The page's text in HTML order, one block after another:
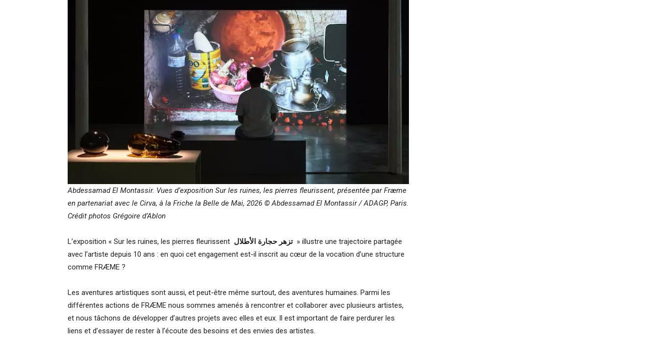
Abdessamad El Montassir. Vues d’exposition Sur les ruines, les pierres fleurissent, présentée par Fræme
en partenariat avec le Cirva, à la Friche la Belle de Mai, 2026 © Abdessamad El Montassir / ADAGP, Paris.
Crédit photos Grégoire d’Ablon
L’exposition « Sur les ruines, les pierres fleurissent تزهر حجارة الأطلال» illustre une trajectoire partagée
avec l’artiste depuis 10 ans : en quoi cet engagement est-il inscrit au cœur de la vocation d’une structure
comme FRÆME ?
Les aventures artistiques sont aussi, et peut-être même surtout, des aventures humaines. Parmi les
différentes actions de FRÆME nous sommes amenés à rencontrer et collaborer avec plusieurs artistes,
et nous tâchons de développer d’autres projets avec elles et eux. Il est important de faire perdurer les
liens et d’essayer de rester à l’écoute des besoins et des envies des artistes.